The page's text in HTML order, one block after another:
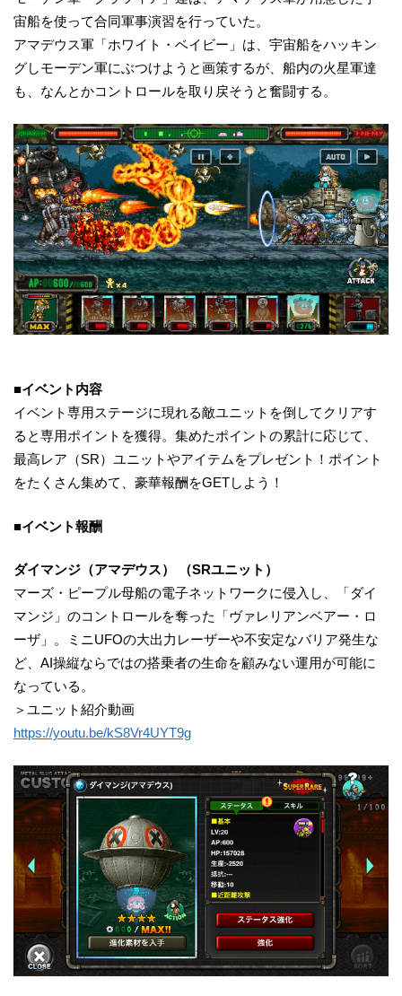
宙船を使って合同軍事演習を行っていた。
アマデウス軍「ホワイト・ベイビー」は、宇宙船をハッキン
グしモーデン軍にぶつけようと画策するが、船内の火星軍達
も、なんとかコントロールを取り戻そうと奮闘する。
■イベント内容
イベント専用ステージに現れる敵ユニットを倒してクリアす
ると専用ポイントを獲得。集めたポイントの累計に応じて、
最高レア（SR）ユニットやアイテムをプレゼント！ポイント
をたくさん集めて、豪華報酬をGETしよう！
■イベント報酬
ダイマンジ（アマデウス） （SRユニット）
マーズ・ピープル母船の電子ネットワークに侵入し、「ダイ
マンジ」のコントロールを奪った「ヴァレリアンベアー・ロ
ーザ」。ミニUFOの大出力レーザーや不安定なバリア発生な
ど、AI操縦ならではの搭乗者の生命を顧みない運用が可能に
なっている。
＞ユニット紹介動画
https://youtu.be/kS8Vr4UYT9g